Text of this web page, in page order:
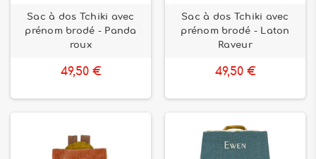
Sac à dos Tchiki avec
prénom brodé - Panda
roux
49,50 €
Sac à dos Tchiki avec
prénom brodé - Laton
Raveur
49,50 €